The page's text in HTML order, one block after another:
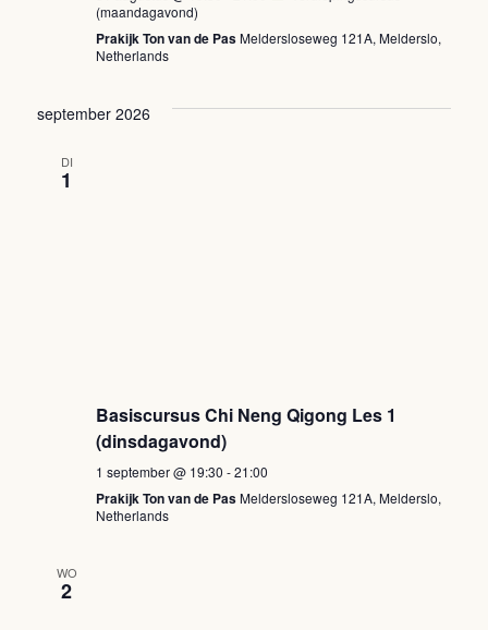
(maandagavond)
Prakijk Ton van de PasMeldersloseweg 121A, Melderslo,
Netherlands
september 2026
DI
1
Basiscursus Chi Neng Qigong Les 1
(dinsdagavond)
1 september @ 19:30 -21:00
Prakijk Ton van de PasMeldersloseweg 121A, Melderslo,
Netherlands
WO
2